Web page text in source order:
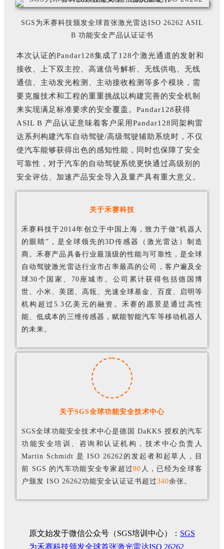
SGS为禾赛科技颁发全球首张激光雷达ISO 26262 ASIL
B 功能安全产品认证证书
本次认证的Pandar128集成了128个激光通道的发射和
接收、上下双主控、高速信号解析、无线供电、无线
通信、主动发光检测、主动接收检测等多个模块，需
要克服技术和工程的重重挑战以构建完善的安全机制
来实现满足标准要求的安全覆盖。Pandar128获得
ASIL B 产品认证意味着客户采用Pandar128同架构雷
达系列构建汽车自动驾驶/高级驾驶辅助系统时，不仅
使汽车能够获得出色的感知性能，同时也保障了安全
可靠性，对于汽车的自动驾驶系统更快通过高级别的
安全评估、加速产品安全导入及量产具有重大意义。
关于禾赛科技
禾赛科技于2014年创立于中国上海，致力于做“机器人
的眼睛”，是全球领先的3D传感器（激光雷达）制造
商。禾赛产品具备行业最顶级的性能与可靠性，是全球
自动驾驶激光雷达行业市占率最高的公司，客户遍及全
球30个国家、70座城市。公司累计获得包括德国博
世、小米、美团、高瓴、光速全球基金、百度、启明等
机构超过5.3亿美元的融资。禾赛的愿景是通过高性
能、低成本的三维传感器，赋能智能汽车等移动机器人
的未来。
关于SGS全球功能安全技术中心
SGS全球功能安全技术中心是德国 DaKKS 授权的汽车
功能安全培训、咨询和认证机构，技术中心负责人
Martin Schmidt 是 ISO 26262的发起者和起草人，目
前 SGS 的汽车功能安全专家超过80 人，已经为全球客
户颁发 ISO 26262功能安全认证证书超过340余张。
原文始发于微信公众号（SGS培训中心）： SGS
为禾赛科技颁发全球首张激光雷达ISO 26262